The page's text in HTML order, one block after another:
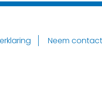
Neem